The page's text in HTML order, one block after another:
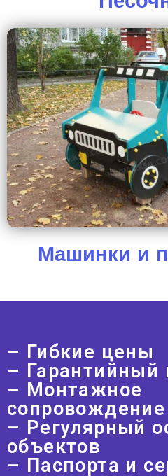
Машинки и
– Гибкие цены
– Гарантийный
– Монтажное
сопровождение
– Регулярный
объектов
– Паспорта и